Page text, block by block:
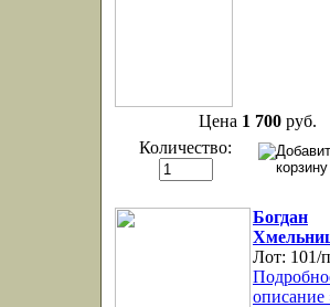
Цена 1 700 руб.
Количество:
Богдан
Лот: 101/
описание